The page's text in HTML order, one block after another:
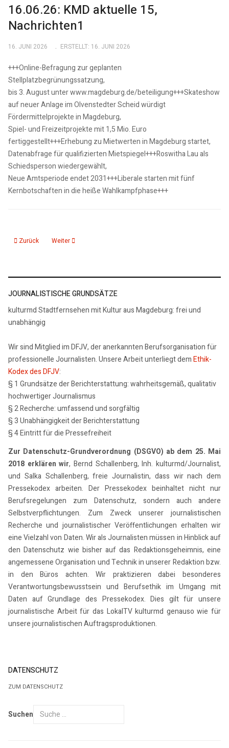
16.06.26: KMD aktuelle 15,
Nachrichten1
16. JUNI 2026 ERSTELLT: 16. JUNI 2026
+++Online-Befragung zur geplanten
Stellplatzbegrünungssatzung,
bis 3. August unter www.magdeburg.de/beteiligung+++Skateshow
auf neuer Anlage im Olvenstedter Scheid würdigt
Fördermittelprojekte in Magdeburg,
Spiel- und Freizeitprojekte mit 1,5 Mio. Euro
fertiggestellt+++Erhebung zu Mietwerten in Magdeburg startet,
Datenabfrage für qualifizierten Mietspiegel+++Roswitha Lau als
Schiedsperson wiedergewählt,
Neue Amtsperiode endet 2031+++Liberale starten mit fünf
Kernbotschaften in die heiße Wahlkampfphase+++
Vorheriger Beitrag: 17.06.26: kmd Polizeiticker
Zurück Nächster Beitrag: 10.06.26: KMD_aktuelle 15_Nachrichten
Weiter
JOURNALISTISCHE GRUNDSÄTZE
kulturmd Stadtfernsehen mit Kultur aus Magdeburg: frei und
unabhängig
Wir sind Mitglied im DFJV, der anerkannten Berufsorganisation für
professionelle Journalisten. Unsere Arbeit unterliegt demEthik-
Kodex des DFJV:
§ 1 Grundsätze der Berichterstattung: wahrheitsgemäß, qualitativ
hochwertiger Journalismus
§ 2 Recherche: umfassend und sorgfältig
§ 3 Unabhängigkeit der Berichterstattung
§ 4 Eintritt für die Pressefreiheit
Zur Datenschutz-Grundverordnung (DSGVO) ab dem 25. Mai
2018 erklären wir, Bernd Schallenberg, Inh. kulturmd/Journalist,
und Salka Schallenberg, freie Journalistin, dass wir nach dem
Pressekodex arbeiten. Der Pressekodex beinhaltet nicht nur
Berufsregelungen zum Datenschutz, sondern auch andere
Selbstverpflichtungen. Zum Zweck unserer journalistischen
Recherche und journalistischer Veröffentlichungen erhalten wir
eine Vielzahl von Daten. Wir als Journalisten müssen in Hinblick auf
den Datenschutz wie bisher auf das Redaktionsgeheimnis, eine
angemessene Organisation und Technik in unserer Redaktion bzw.
in den Büros achten. Wir praktizieren dabei besonderes
Verantwortungsbewusstsein und Berufsethik im Umgang mit
Daten auf Grundlage des Pressekodex. Dies gilt für unsere
journalistische Arbeit für das LokalTV kulturmd genauso wie für
unsere journalistischen Auftragsproduktionen.
DATENSCHUTZ
ZUM DATENSCHUTZ
Suchen